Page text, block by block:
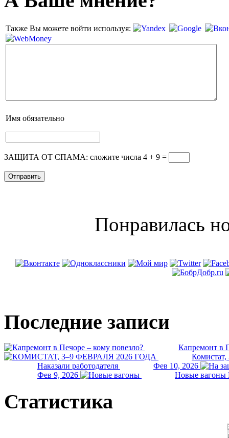
Также Вы можете войти используя:
Имя обязательно
ЗАЩИТА ОТ СПАМА: сложите числа 4 + 9 =
Понравилась
Последние записи
Капремонт в
Комистат,
Наказали работодателя
Фев 10, 2026
Фев 9, 2026
Новые вагоны
Статистика